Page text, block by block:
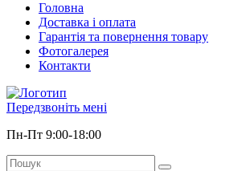
Головна
Доставка і оплата
Гарантія та повернення товару
Фотогалерея
Контакти
Передзвоніть мені
Пн-Пт 9:00-18:00